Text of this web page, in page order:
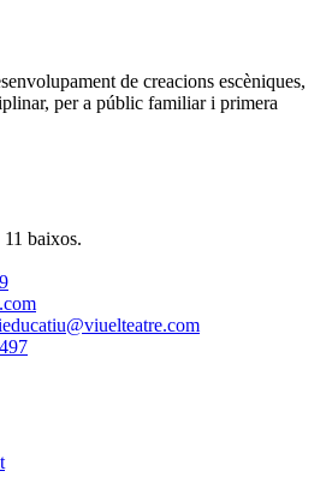
de creacions escèniques,
per a públic familiar i primera
11 baixos.